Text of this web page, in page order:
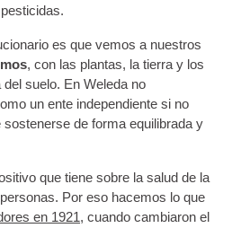
es que vemos a nuestros
, con las plantas, la tierra y los
suelo. En Weleda no
un ente independiente si no
de forma equilibrada y
que tiene sobre la salud de la
Por eso hacemos lo que
en 1921, cuando cambiaron el